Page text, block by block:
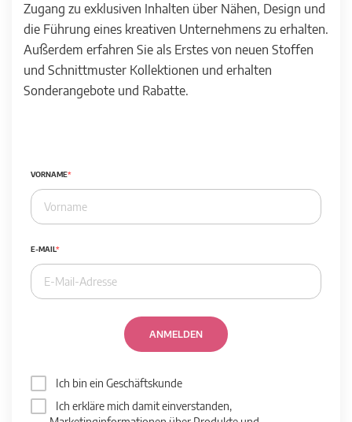
Zugang zu exklusiven Inhalten über Nähen, Design und
die Führung eines kreativen Unternehmens zu erhalten.
Außerdem erfahren Sie als Erstes von neuen Stoffen
und Schnittmuster Kollektionen und erhalten
Sonderangebote und Rabatte.
VORNAME
E-MAIL
ANMELDEN
Ich bin ein Geschäftskunde
Ich erkläre mich damit einverstanden,